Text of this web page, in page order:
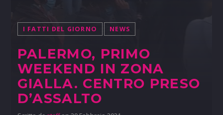
I FATTI DEL GIORNO NEWS
PALERMO, PRIMO
WEEKEND IN ZONA
GIALLA. CENTRO PRESO
D’ASSALTO